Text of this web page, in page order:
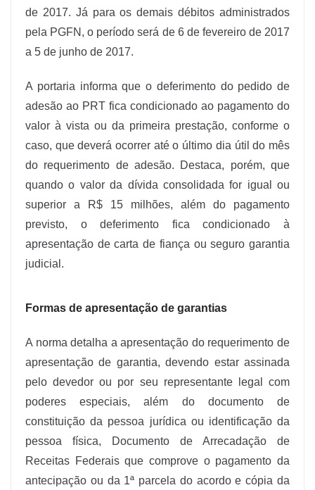
de 2017. Já para os demais débitos administrados
pela PGFN, o período será de 6 de fevereiro de 2017
a 5 de junho de 2017.
A portaria informa que o deferimento do pedido de
adesão ao PRT fica condicionado ao pagamento do
valor à vista ou da primeira prestação, conforme o
caso, que deverá ocorrer até o último dia útil do mês
do requerimento de adesão. Destaca, porém, que
quando o valor da dívida consolidada for igual ou
superior a R$ 15 milhões, além do pagamento
previsto, o deferimento fica condicionado à
apresentação de carta de fiança ou seguro garantia
judicial.
Formas de apresentação de garantias
A norma detalha a apresentação do requerimento de
apresentação de garantia, devendo estar assinada
pelo devedor ou por seu representante legal com
poderes especiais, além do documento de
constituição da pessoa jurídica ou identificação da
pessoa física, Documento de Arrecadação de
Receitas Federais que comprove o pagamento da
antecipação ou da 1ª parcela do acordo e cópia da